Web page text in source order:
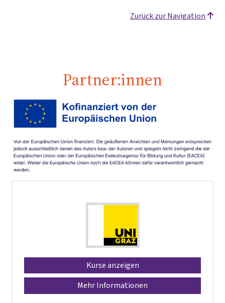
Zurück zur Navigation
Partner:innen
Kurse anzeigen
Mehr Informationen